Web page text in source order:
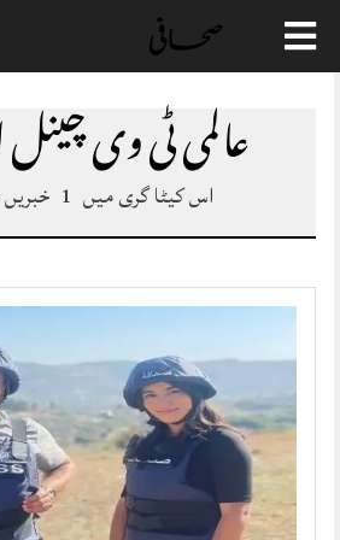
Skip
عالمی ٹی وی
اس کیٹا گری میں 1